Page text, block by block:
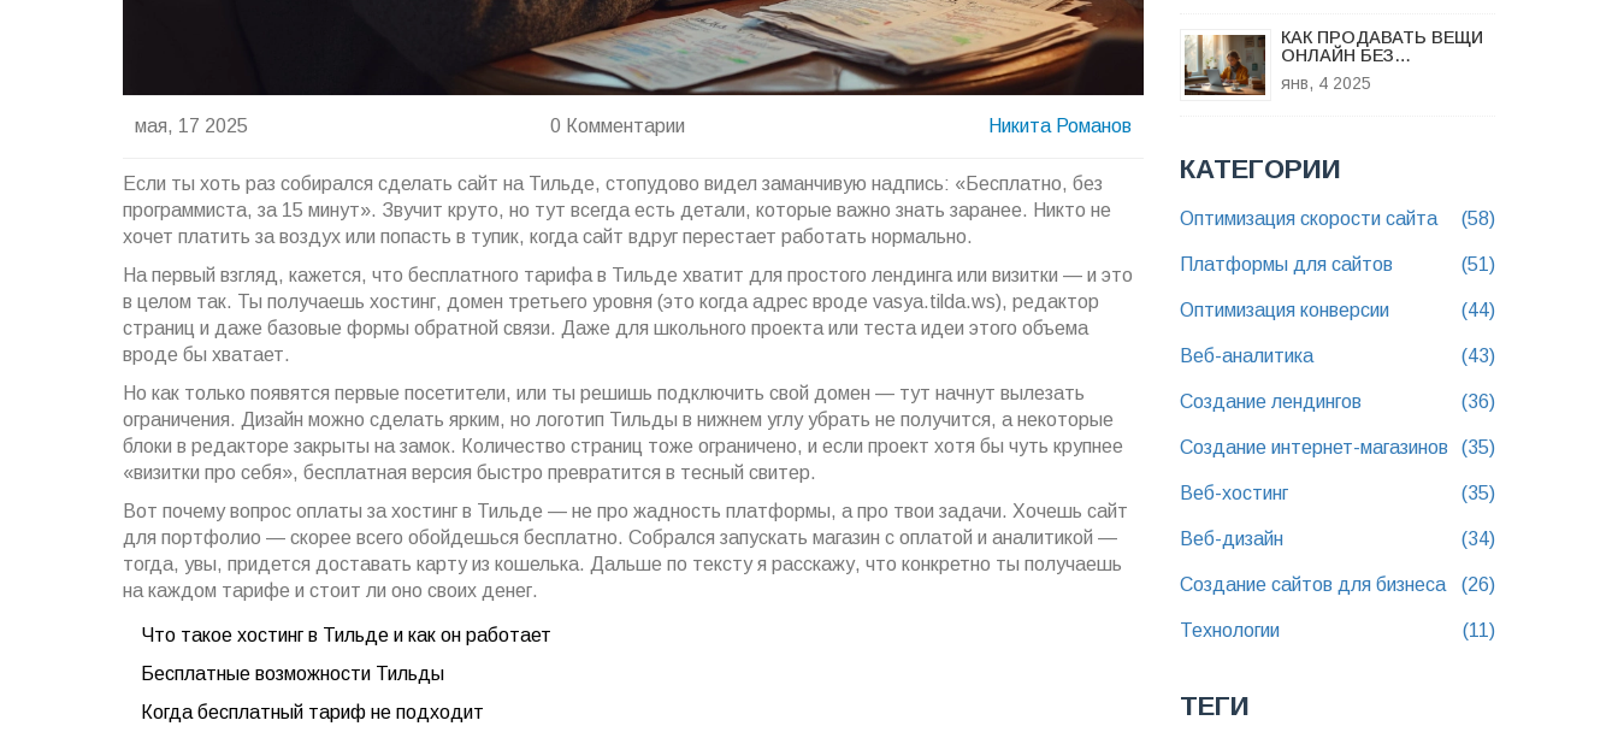
мая, 17 2025 0 Комментарии Никита Романов
Если ты хоть раз собирался сделать сайт на Тильде, стопудово видел заманчивую надпись: «Бесплатно, без
программиста, за 15 минут». Звучит круто, но тут всегда есть детали, которые важно знать заранее. Никто не
хочет платить за воздух или попасть в тупик, когда сайт вдруг перестает работать нормально.
На первый взгляд, кажется, что бесплатного тарифа в Тильде хватит для простого лендинга или визитки — и это
в целом так. Ты получаешь хостинг, домен третьего уровня (это когда адрес вроде vasya.tilda.ws), редактор
страниц и даже базовые формы обратной связи. Даже для школьного проекта или теста идеи этого объема
вроде бы хватает.
Но как только появятся первые посетители, или ты решишь подключить свой домен — тут начнут вылезать
ограничения. Дизайн можно сделать ярким, но логотип Тильды в нижнем углу убрать не получится, а некоторые
блоки в редакторе закрыты на замок. Количество страниц тоже ограничено, и если проект хотя бы чуть крупнее
«визитки про себя», бесплатная версия быстро превратится в тесный свитер.
Вот почему вопрос оплаты за хостинг в Тильде — не про жадность платформы, а про твои задачи. Хочешь сайт
для портфолио — скорее всего обойдешься бесплатно. Собрался запускать магазин с оплатой и аналитикой —
тогда, увы, придется доставать карту из кошелька. Дальше по тексту я расскажу, что конкретно ты получаешь
на каждом тарифе и стоит ли оно своих денег.
Что такое хостинг в Тильде и как он работает
Бесплатные возможности Тильды
Когда бесплатный тариф не подходит
КАК ПРОДАВАТЬ ВЕЩИ
ОНЛАЙН БЕЗ
ЛИЦЕНЗИИ: СОВЕТЫ И
РЕКОМЕНДАЦИИ
янв, 4 2025
КАТЕГОРИИ
Оптимизация скорости сайта (58)
Платформы для сайтов (51)
Оптимизация конверсии (44)
Веб-аналитика (43)
Создание лендингов (36)
Создание интернет-магазинов (35)
Веб-хостинг (35)
Веб-дизайн (34)
Создание сайтов для бизнеса (26)
Технологии (11)
ТЕГИ